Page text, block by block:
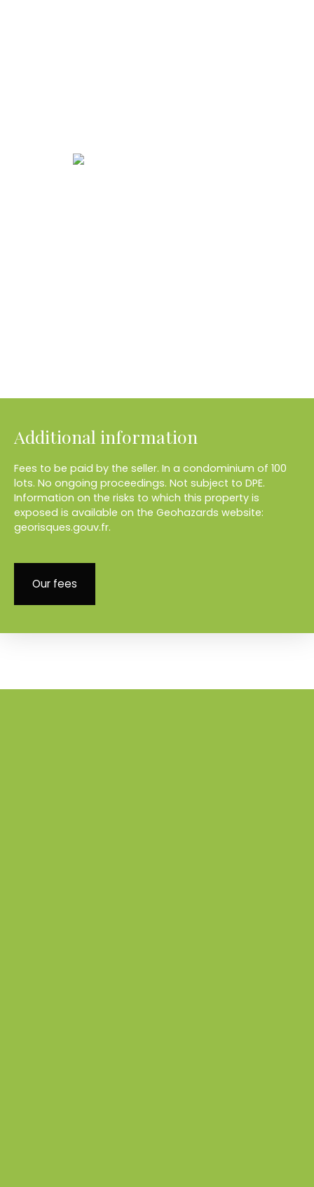
Additional information
Fees to be paid by the seller. In a condominium of 100
lots. No ongoing proceedings. Not subject to DPE.
Information on the risks to which this property is
exposed is available on the Geohazards website:
georisques.gouv.fr.
Our fees